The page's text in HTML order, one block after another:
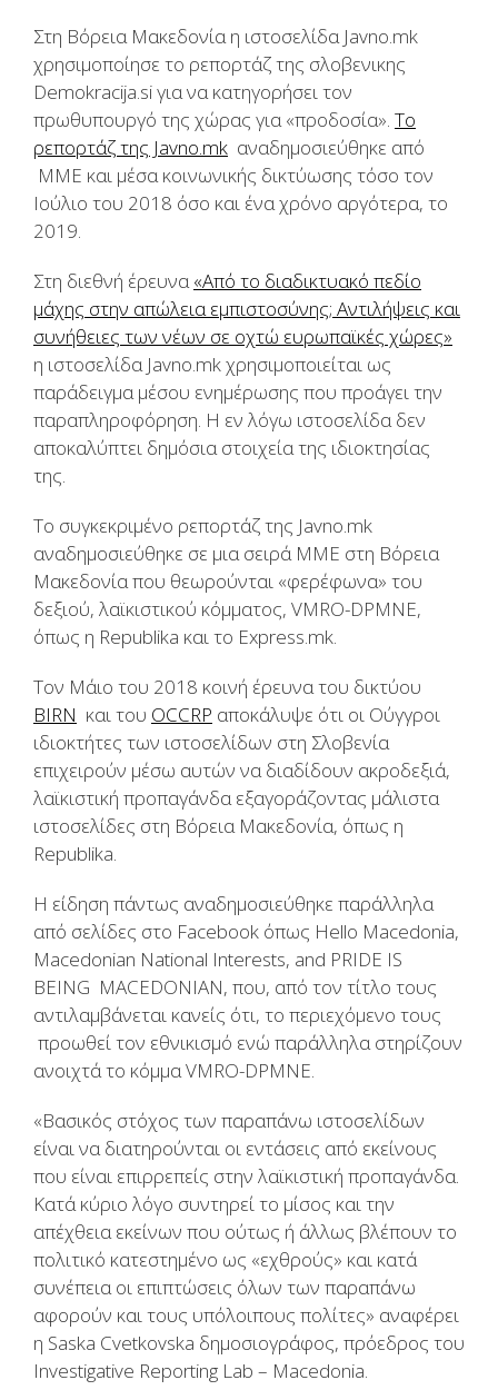
Στη Βόρεια Μακεδονία η ιστοσελίδα Javno.mk
χρησιμοποίησε το ρεπορτάζ της σλοβενικης
Demokracija.si για να κατηγορήσει τον
πρωθυπουργό της χώρας για «προδοσία». Το
ρεπορτάζ της Javno.mk αναδημοσιεύθηκε από
ΜΜΕ και μέσα κοινωνικής δικτύωσης τόσο τον
Ιούλιο του 2018 όσο και ένα χρόνο αργότερα, το
2019.
Στη διεθνή έρευνα «Από το διαδικτυακό πεδίο
μάχης στην απώλεια εμπιστοσύνης; Αντιλήψεις και
συνήθειες των νέων σε οχτώ ευρωπαϊκές χώρες»
η ιστοσελίδα Javno.mk χρησιμοποιείται ως
παράδειγμα μέσου ενημέρωσης που προάγει την
παραπληροφόρηση. Η εν λόγω ιστοσελίδα δεν
αποκαλύπτει δημόσια στοιχεία της ιδιοκτησίας
της.
Το συγκεκριμένο ρεπορτάζ της Javno.mk
αναδημοσιεύθηκε σε μια σειρά ΜΜΕ στη Βόρεια
Μακεδονία που θεωρούνται «φερέφωνα» του
δεξιού, λαϊκιστικού κόμματος, VMRO-DPMNE,
όπως η Republika και το Express.mk.
Τον Μάιο του 2018 κοινή έρευνα του δικτύου
BIRN και του OCCRP αποκάλυψε ότι οι Ούγγροι
ιδιοκτήτες των ιστοσελίδων στη Σλοβενία
επιχειρούν μέσω αυτών να διαδίδουν ακροδεξιά,
λαϊκιστική προπαγάνδα εξαγοράζοντας μάλιστα
ιστοσελίδες στη Βόρεια Μακεδονία, όπως η
Republika.
H είδηση πάντως αναδημοσιεύθηκε παράλληλα
από σελίδες στο Facebook όπως Hello Macedonia,
Macedonian National Interests, and PRIDE IS
BEING MACEDONIAN, που, από τον τίτλο τους
αντιλαμβάνεται κανείς ότι, το περιεχόμενο τους
προωθεί τον εθνικισμό ενώ παράλληλα στηρίζουν
ανοιχτά το κόμμα VMRO-DPMNE.
«Βασικός στόχος των παραπάνω ιστοσελίδων
είναι να διατηρούνται οι εντάσεις από εκείνους
που είναι επιρρεπείς στην λαϊκιστική προπαγάνδα.
Κατά κύριο λόγο συντηρεί το μίσος και την
απέχθεια εκείνων που ούτως ή άλλως βλέπουν το
πολιτικό κατεστημένο ως «εχθρούς» και κατά
συνέπεια οι επιπτώσεις όλων των παραπάνω
αφορούν και τους υπόλοιπους πολίτες» αναφέρει
η Saska Cvetkovska δημοσιογράφος, πρόεδρος του
Investigative Reporting Lab – Macedonia.